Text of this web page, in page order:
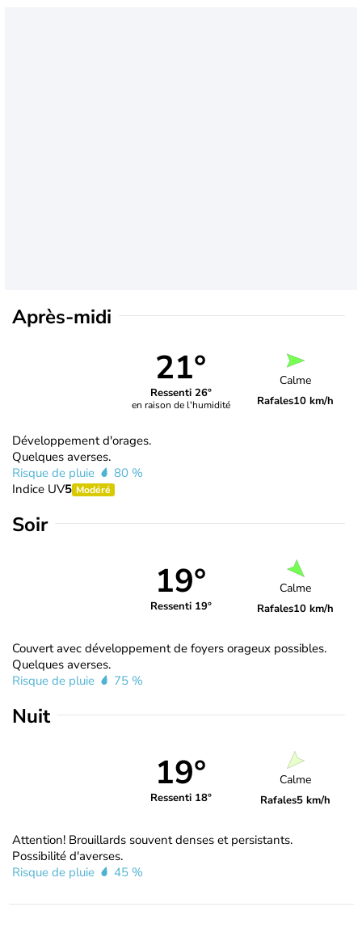
Après-midi
21°
Ressenti 26°
en raison de l'humidité
Calme
Rafales10 km/h
Développement d'orages.
Quelques averses.
Risque de pluie
80 %
Indice UV5 Modéré
Soir
19°
Ressenti 19°
Calme
Rafales10 km/h
Couvert avec développement de foyers orageux possibles.
Quelques averses.
Risque de pluie
75 %
Nuit
19°
Ressenti 18°
Calme
Rafales5 km/h
Attention! Brouillards souvent denses et persistants.
Possibilité d'averses.
Risque de pluie
45 %